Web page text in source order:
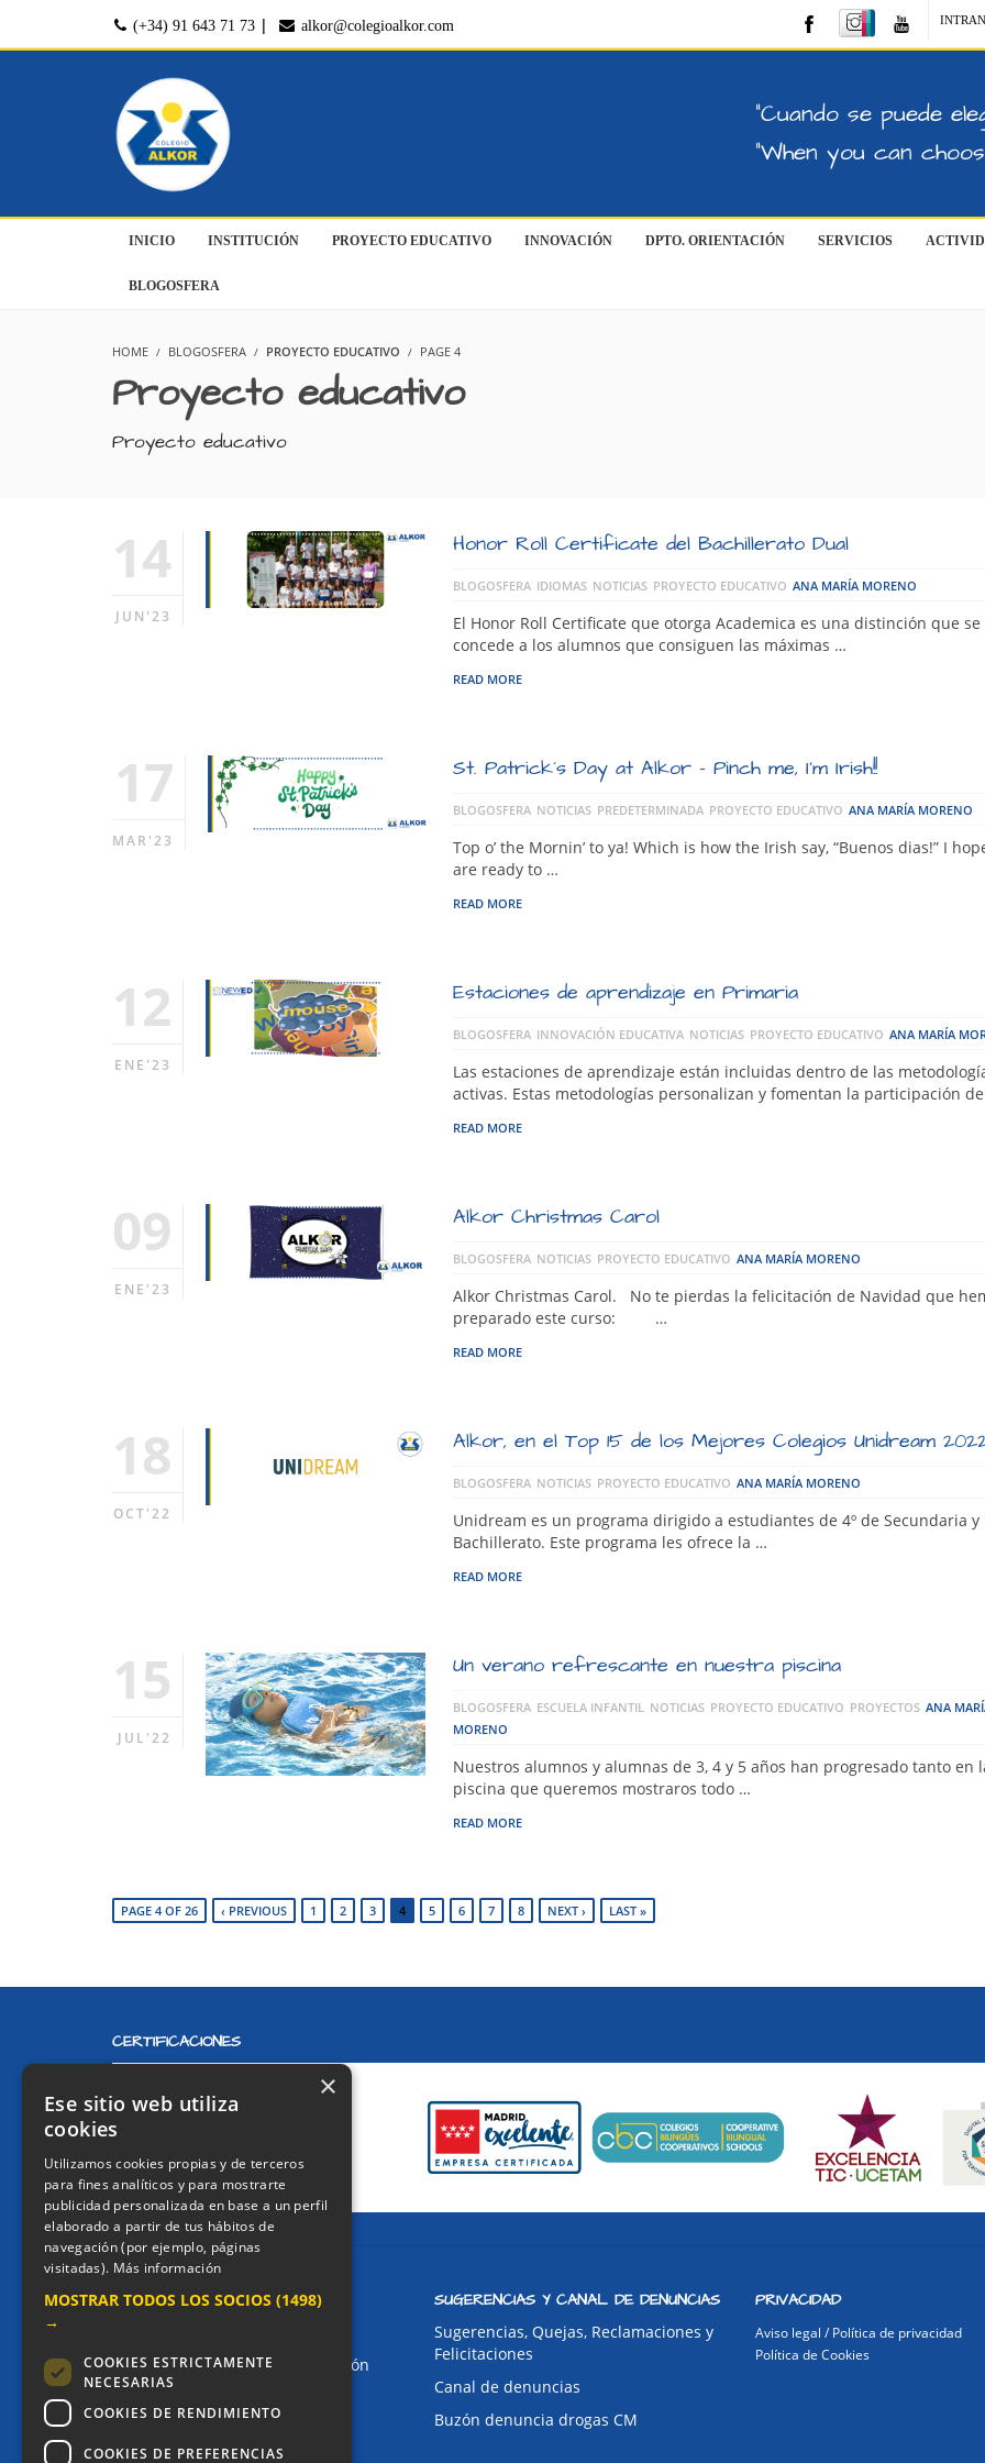
(+34) 91 643 71 73 | alkor@colegioalkor.com
"Cuando se puede
"When you can
INICIO INSTITUCIÓN PROYECTO EDUCATIVO INNOVACIÓN DPTO. ORIENTACIÓN SERVICIOS
BLOGOSFERA
HOME BLOGOSFERA PROYECTO EDUCATIVO PAGE 4
Proyecto educativo
Proyecto educativo
14
JUN'23
Honor Roll Certificate del Bachillerato Dual
BLOGOSFERA IDIOMAS NOTICIAS PROYECTO EDUCATIVO ANA MARÍA MORENO
El Honor Roll Certificate que otorga Academica es una distinción que se
concede a los alumnos que consiguen las máximas …
READ MORE
17
MAR'23
St. Patrick´s Day at Alkor – Pinch me, I’m Irish!!
BLOGOSFERA NOTICIAS PREDETERMINADA PROYECTO EDUCATIVO ANA MARÍA MORENO
Top o’ the Mornin’ to ya! Which is how the Irish say, “Buenos dias!” I
are ready to …
READ MORE
12
ENE'23
Estaciones de aprendizaje en Primaria
BLOGOSFERA INNOVACIÓN EDUCATIVA NOTICIAS PROYECTO EDUCATIVO ANA MARÍA
Las estaciones de aprendizaje están incluidas dentro de las
activas. Estas metodologías personalizan y fomentan la participación
READ MORE
09
ENE'23
Alkor Christmas Carol
BLOGOSFERA NOTICIAS PROYECTO EDUCATIVO ANA MARÍA MORENO
Alkor Christmas Carol. No te pierdas la felicitación de Navidad que
preparado este curso: …
READ MORE
18
OCT'22
Alkor, en el Top 15 de los Mejores Colegios Unidream
BLOGOSFERA NOTICIAS PROYECTO EDUCATIVO ANA MARÍA MORENO
Unidream es un programa dirigido a estudiantes de 4º de Secundaria y
Bachillerato. Este programa les ofrece la …
READ MORE
15
JUL'22
Un verano refrescante en nuestra piscina
BLOGOSFERA ESCUELA INFANTIL NOTICIAS PROYECTO EDUCATIVO PROYECTOS ANA
MORENO
Nuestros alumnos y alumnas de 3, 4 y 5 años han progresado tanto en
piscina que queremos mostraros todo …
READ MORE
PAGE 4 OF 26 ‹ PREVIOUS 1 2 3 4 5 6 7 8 NEXT › LAST »
CERTIFICACIONES
CONTACTO
Avda. de Pablo Iglesias, 4. Alcorcón
Secretaría Infantil:91 643 61 33
SUGERENCIAS Y CANAL DE DENUNCIAS
Sugerencias, Quejas, Reclamaciones y
Felicitaciones
Canal de denuncias
Buzón denuncia drogas CM
PRIVACIDAD
Aviso legal / Política de privacidad
Política de Cookies
×
Ese sitio web utiliza
cookies
Utilizamos cookies propias y de terceros
para fines analíticos y para mostrarte
publicidad personalizada en base a un perfil
elaborado a partir de tus hábitos de
navegación (por ejemplo, páginas
visitadas). Más información
MOSTRAR TODOS LOS SOCIOS (1498)
→
COOKIES ESTRICTAMENTE
NECESARIAS
COOKIES DE RENDIMIENTO
COOKIES DE PREFERENCIAS